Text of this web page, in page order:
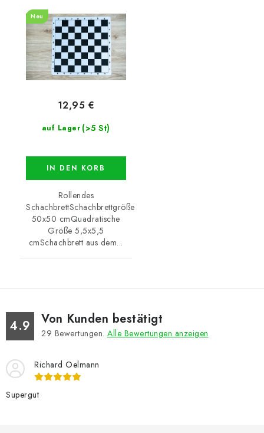
Neu
auf Lager (>5 St)
12,95 €
IN DEN KORB
Rollendes
SchachbrettSchachbrettgröße
50x50 cmQuadratische
Größe 5,5x5,5
cmSchachbrett aus dem...
4.9 Von Kunden bestätigt
29 Bewertungen. Alle Bewertungen anzeigen
Richard Oelmann
Supergut